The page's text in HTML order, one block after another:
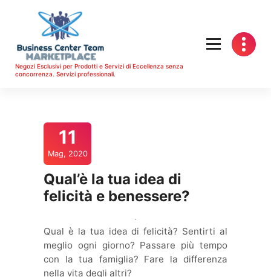
contenuto
Negozi Esclusivi per Prodotti e Servizi di Eccellenza senza
concorrenza. Servizi professionali.
11
Mag, 2020
Qual’è la tua idea di
felicità e benessere?
Qual è la tua idea di felicità? Sentirti al
meglio ogni giorno? Passare più tempo
con la tua famiglia? Fare la differenza
nella vita degli altri?